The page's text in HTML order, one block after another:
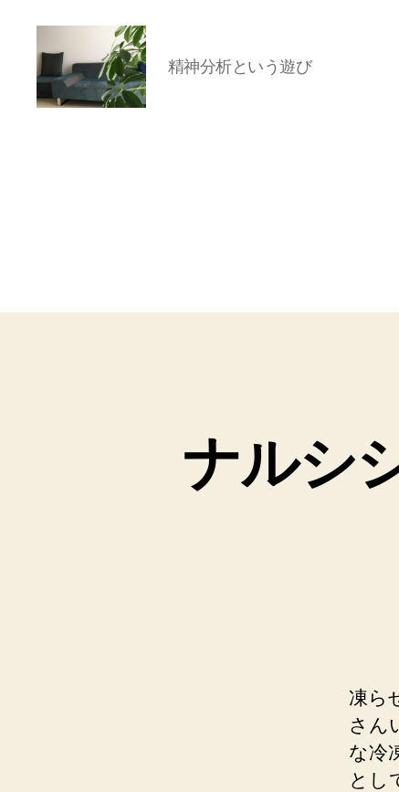
の
精神分析という遊び
ナルシ
凍ら
さん
な冷
とし